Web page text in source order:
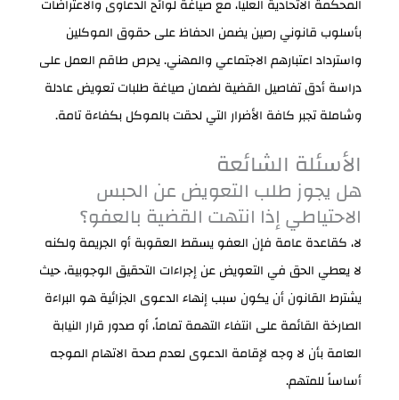
المحكمة الاتحادية العليا، مع صياغة لوائح الدعاوى والاعتراضات
بأسلوب قانوني رصين يضمن الحفاظ على حقوق الموكلين
واسترداد اعتبارهم الاجتماعي والمهني. يحرص طاقم العمل على
دراسة أدق تفاصيل القضية لضمان صياغة طلبات تعويض عادلة
وشاملة تجبر كافة الأضرار التي لحقت بالموكل بكفاءة تامة.
الأسئلة الشائعة
هل يجوز طلب التعويض عن الحبس
الاحتياطي إذا انتهت القضية بالعفو؟
لا، كقاعدة عامة فإن العفو يسقط العقوبة أو الجريمة ولكنه
لا يعطي الحق في التعويض عن إجراءات التحقيق الوجوبية، حيث
يشترط القانون أن يكون سبب إنهاء الدعوى الجزائية هو البراءة
الصارخة القائمة على انتفاء التهمة تماماً، أو صدور قرار النيابة
العامة بأن لا وجه لإقامة الدعوى لعدم صحة الاتهام الموجه
أساساً للمتهم.